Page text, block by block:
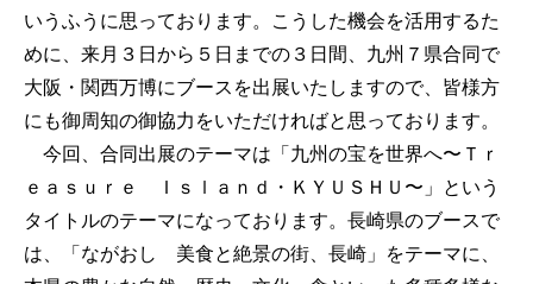
いうふうに思っております。こうした機会を活用するた
めに、来月３日から５日までの３日間、九州７県合同で
大阪・関西万博にブースを出展いたしますので、皆様方
にも御周知の御協力をいただければと思っております。
今回、合同出展のテーマは「九州の宝を世界へ〜Ｔｒ
ｅａｓｕｒｅ Ｉｓｌａｎｄ・ＫＹＵＳＨＵ〜」という
タイトルのテーマになっております。長崎県のブースで
は、「ながおし 美食と絶景の街、長崎」をテーマに、